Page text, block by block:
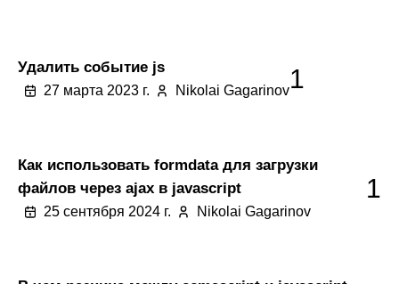
Удалить событие js
27 марта 2023 г. Nikolai Gagarinov1
Как использовать formdata для загрузки
файлов через ajax в javascript
25 сентября 2024 г. Nikolai Gagarinov
1